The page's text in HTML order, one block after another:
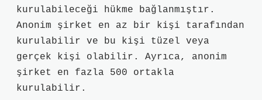
kurulabileceği hükme bağlanmıştır.
Anonim şirket en az bir kişi tarafından
kurulabilir ve bu kişi tüzel veya
gerçek kişi olabilir. Ayrıca, anonim
şirket en fazla 500 ortakla
kurulabilir.